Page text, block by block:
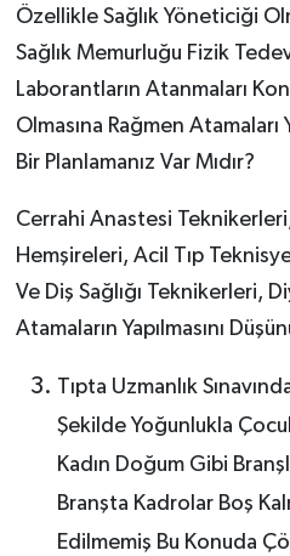
Özellikle Sağlık Yöneticiği
Sağlık Memurluğu Fizik
Laborantların Atanmaları
Olmasına Rağmen Atamaları
Bir Planlamanız Var Mıdır?
Cerrahi Anastesi
Hemşireleri, Acil Tıp
Ve Diş Sağlığı Teknikerleri,
Atamaların Yapılmasını
Tıpta Uzmanlık
Şekilde Yoğunlukla
Kadın Doğum Gibi
Branşta Kadrolar Boş
Edilmemiş Bu Konuda